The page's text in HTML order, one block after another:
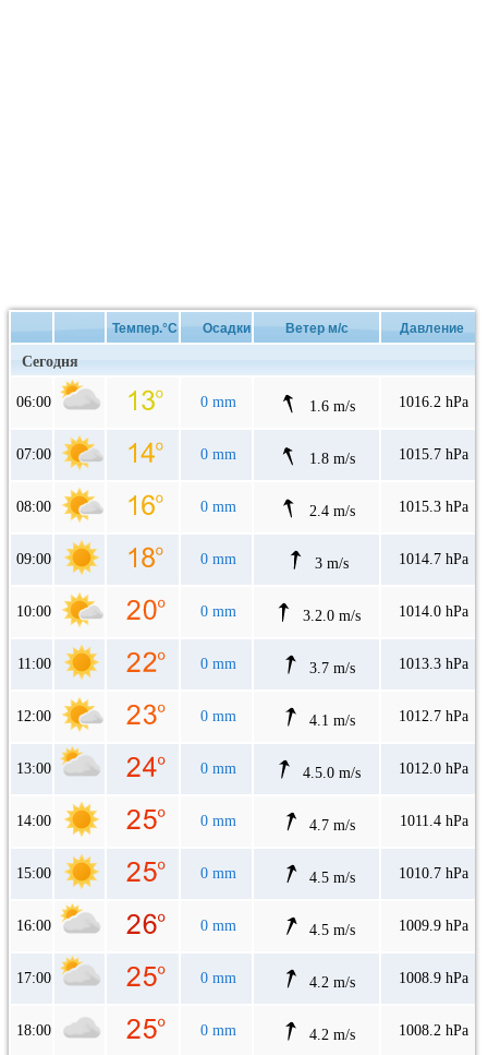
Темпер.°C Осадки Ветер м/с Давление
Сегодня
06:00 0 mm 1.6 m/s 1016.2 hPa
07:00 0 mm 1.8 m/s 1015.7 hPa
08:00 0 mm 2.4 m/s 1015.3 hPa
09:00 0 mm 3 m/s 1014.7 hPa
10:00 0 mm 3.2.0 m/s 1014.0 hPa
11:00 0 mm 3.7 m/s 1013.3 hPa
12:00 0 mm 4.1 m/s 1012.7 hPa
13:00 0 mm 4.5.0 m/s 1012.0 hPa
14:00 0 mm 4.7 m/s 1011.4 hPa
15:00 0 mm 4.5 m/s 1010.7 hPa
16:00 0 mm 4.5 m/s 1009.9 hPa
17:00 0 mm 4.2 m/s 1008.9 hPa
18:00 0 mm 4.2 m/s 1008.2 hPa